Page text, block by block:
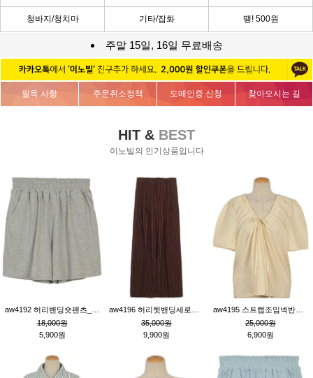
청바지/청치마 기타/잡화 땡! 500원
주말 15일, 16일 무료배송
필독 사항 주문취소정책 도매인증 신청 찾아오시는 길
HIT & BEST
이노빌의 인기상품입니다
18,000원
5,900원
35,000원
9,900원
25,000원
6,900원